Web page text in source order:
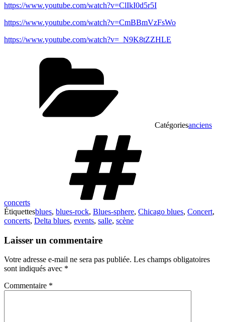
https://www.youtube.com/watch?v=ClIkI0d5r5I
https://www.youtube.com/watch?v=CmBBmVzFsWo
https://www.youtube.com/watch?v=_N9K8tZZHLE
Catégoriesanciens
concerts
Étiquettesblues, blues-rock, Blues-sphere, Chicago blues, Concert,
concerts, Delta blues, events, salle, scène
Laisser un commentaire
Votre adresse e-mail ne sera pas publiée. Les champs obligatoires
sont indiqués avec *
Commentaire *